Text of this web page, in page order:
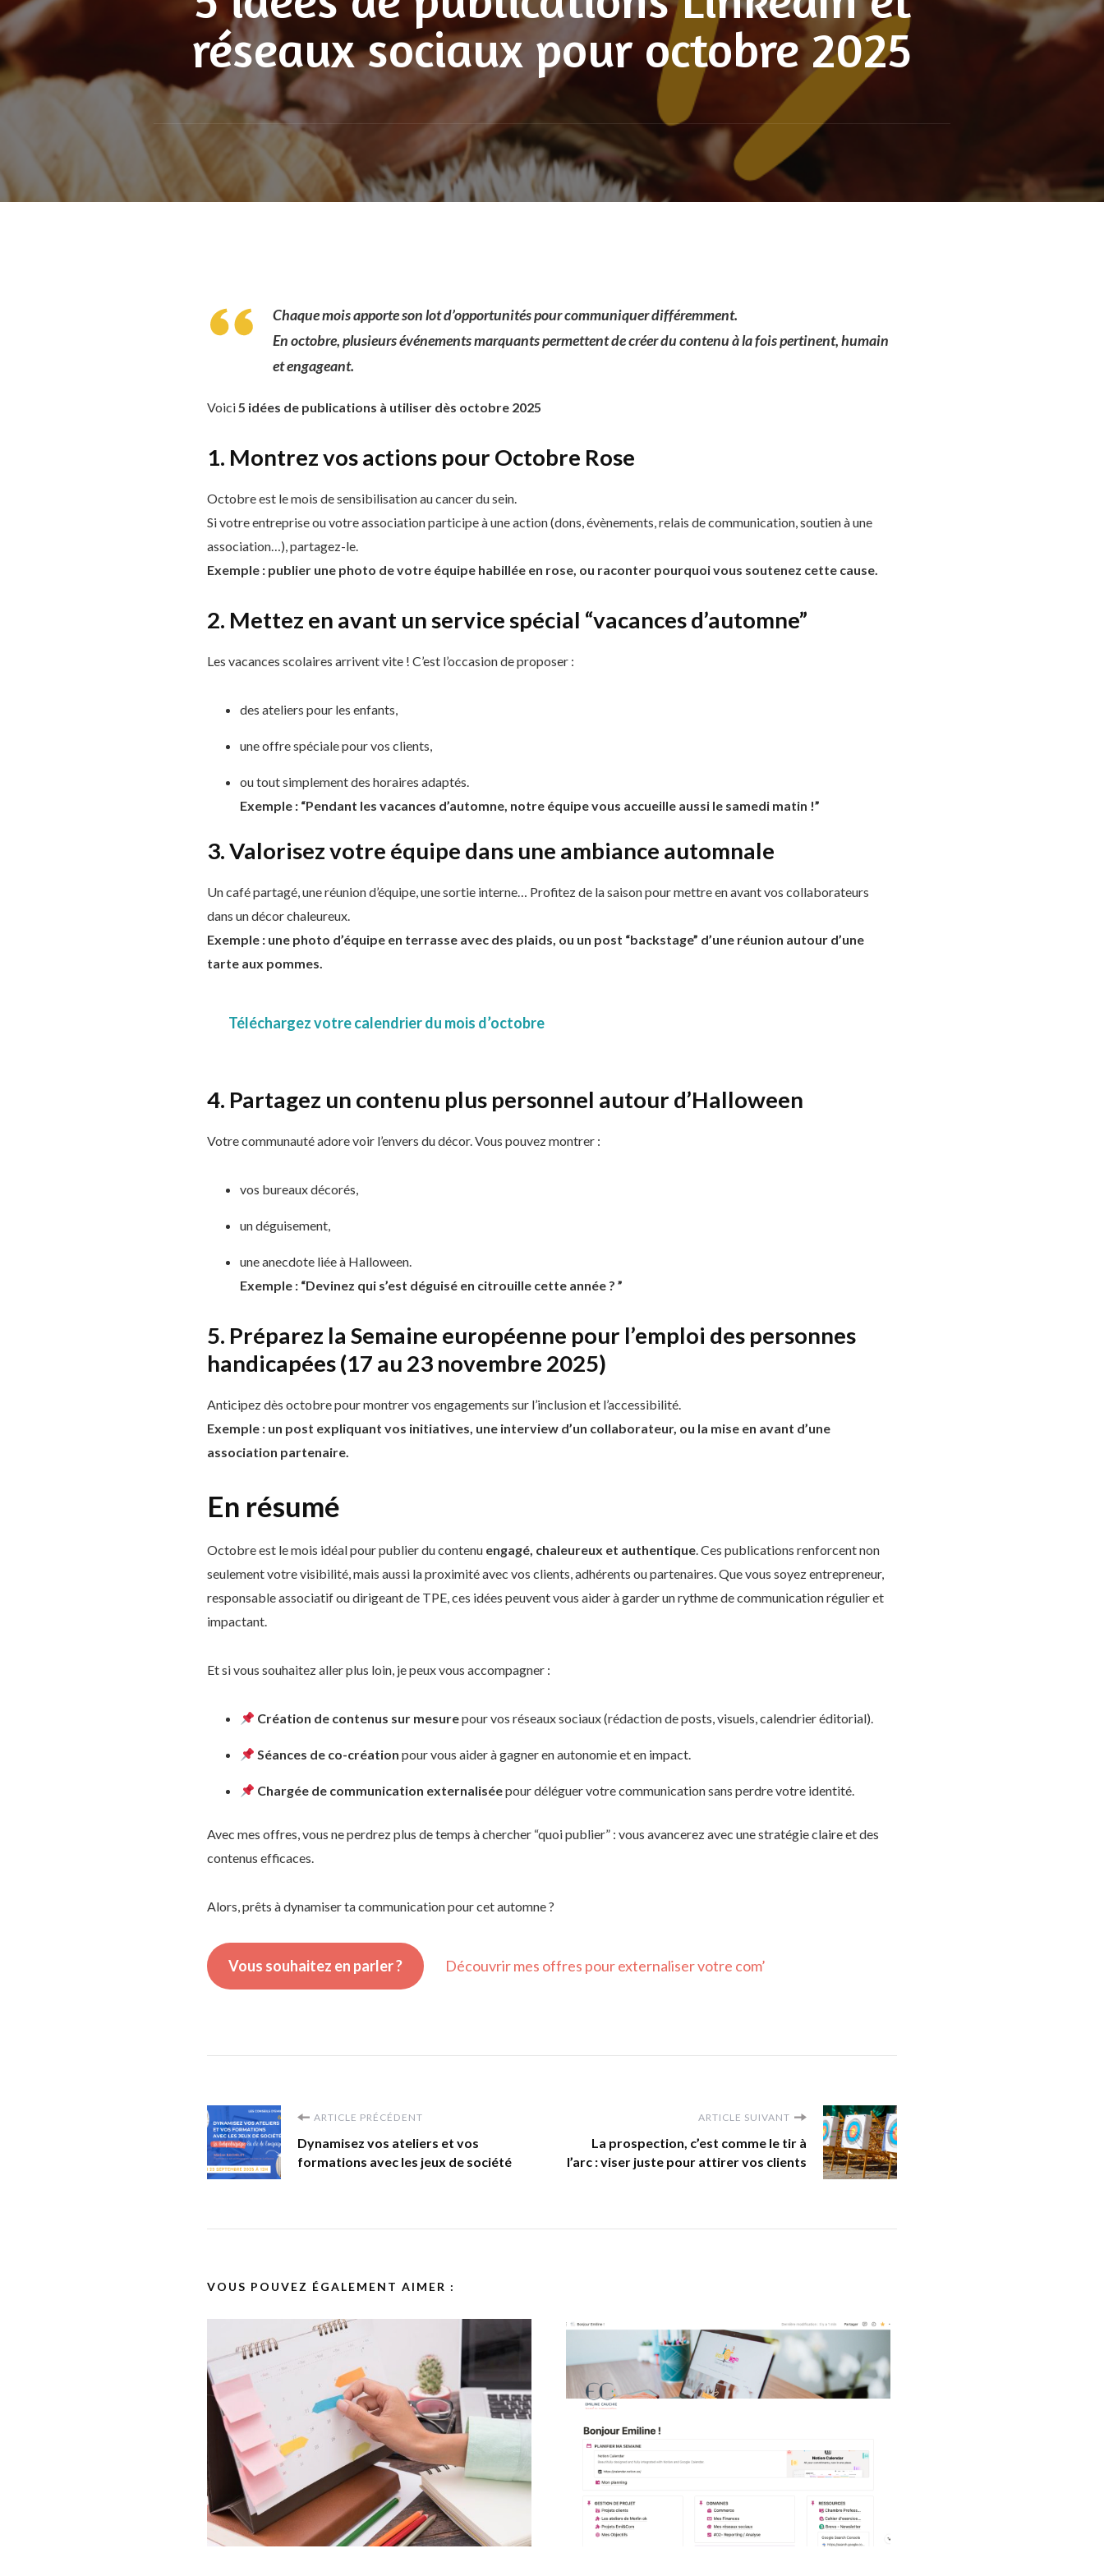
réseaux sociaux pour octobre 2025
Chaque mois apporte son lot d’opportunités pour communiquer différemment.
En octobre, plusieurs événements marquants permettent de créer du contenu à la fois pertinent, humain
et engageant.
Voici5 idées de publications à utiliser dès octobre 2025
1. Montrez vos actions pour Octobre Rose
Octobre est le mois de sensibilisation au cancer du sein.
Si votre entreprise ou votre association participe à une action (dons, évènements, relais de communication, soutien à une
association…), partagez-le.
Exemple : publier une photo de votre équipe habillée en rose, ou raconter pourquoi vous soutenez cette cause.
2. Mettez en avant un service spécial “vacances d’automne”
Les vacances scolaires arrivent vite ! C’est l’occasion de proposer :
des ateliers pour les enfants,
une offre spéciale pour vos clients,
ou tout simplement des horaires adaptés.
Exemple : “Pendant les vacances d’automne, notre équipe vous accueille aussi le samedi matin !”
3. Valorisez votre équipe dans une ambiance automnale
Un café partagé, une réunion d’équipe, une sortie interne… Profitez de la saison pour mettre en avant vos collaborateurs
dans un décor chaleureux.
Exemple : une photo d’équipe en terrasse avec des plaids, ou un post “backstage” d’une réunion autour d’une
tarte aux pommes.
Téléchargez votre calendrier du mois d’octobre
4. Partagez un contenu plus personnel autour d’Halloween
Votre communauté adore voir l’envers du décor. Vous pouvez montrer :
vos bureaux décorés,
un déguisement,
une anecdote liée à Halloween.
Exemple : “Devinez qui s’est déguisé en citrouille cette année ? ”
5. Préparez la Semaine européenne pour l’emploi des personnes
handicapées (17 au 23 novembre 2025)
Anticipez dès octobre pour montrer vos engagements sur l’inclusion et l’accessibilité.
Exemple : un post expliquant vos initiatives, une interview d’un collaborateur, ou la mise en avant d’une
association partenaire.
En résumé
Octobre est le mois idéal pour publier du contenu engagé, chaleureux et authentique. Ces publications renforcent non
seulement votre visibilité, mais aussi la proximité avec vos clients, adhérents ou partenaires. Que vous soyez entrepreneur,
responsable associatif ou dirigeant de TPE, ces idées peuvent vous aider à garder un rythme de communication régulier et
impactant.
Et si vous souhaitez aller plus loin, je peux vous accompagner :
Création de contenus sur mesurepour vos réseaux sociaux (rédaction de posts, visuels, calendrier éditorial).
Séances de co-création pour vous aider à gagner en autonomie et en impact.
Chargée de communication externaliséepour déléguer votre communication sans perdre votre identité.
Avec mes offres, vous ne perdrez plus de temps à chercher “quoi publier” : vous avancerez avec une stratégie claire et des
contenus efficaces.
Alors, prêts à dynamiser ta communication pour cet automne ?
Vous souhaitez en parler ? Découvrir mes offres pour externaliser votre com’
Navigation
d'article
ARTICLE PRÉCÉDENT
Dynamisez vos ateliers et vos
formations avec les jeux de société
ARTICLE SUIVANT
La prospection, c’est comme le tir à
l’arc : viser juste pour attirer vos clients
VOUS POUVEZ ÉGALEMENT AIMER :